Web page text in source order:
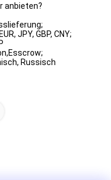
anbieten?
JPY, GBP, CNY;
Russisch